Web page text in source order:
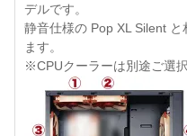
デルです。
静音仕様の Pop XL Silent
ます。
※CPUクーラーは別途ご選択